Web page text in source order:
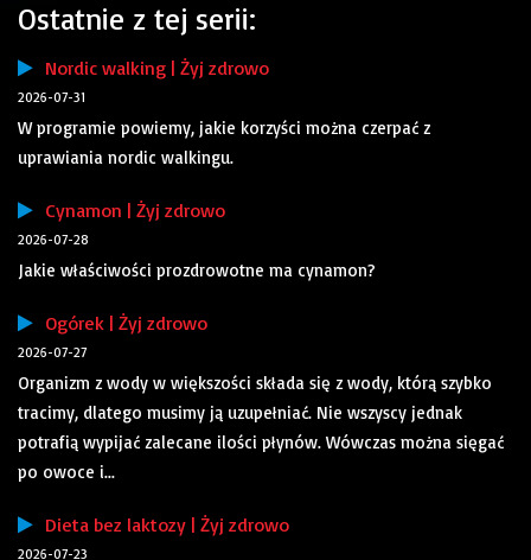
Ostatnie z tej serii:
Nordic walking | Żyj zdrowo
2026-07-31
W programie powiemy, jakie korzyści można czerpać z
uprawiania nordic walkingu.
Cynamon | Żyj zdrowo
2026-07-28
Jakie właściwości prozdrowotne ma cynamon?
Ogórek | Żyj zdrowo
2026-07-27
Organizm z wody w większości składa się z wody, którą szybko
tracimy, dlatego musimy ją uzupełniać. Nie wszyscy jednak
potrafią wypijać zalecane ilości płynów. Wówczas można sięgać
po owoce i...
Dieta bez laktozy | Żyj zdrowo
2026-07-23